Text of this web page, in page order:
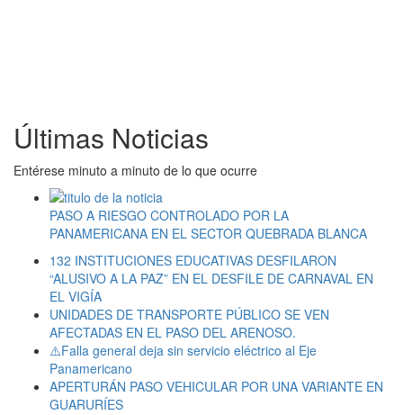
Últimas Noticias
Entérese minuto a minuto de lo que ocurre
PASO A RIESGO CONTROLADO POR LA
PANAMERICANA EN EL SECTOR QUEBRADA BLANCA
132 INSTITUCIONES EDUCATIVAS DESFILARON
“ALUSIVO A LA PAZ” EN EL DESFILE DE CARNAVAL EN
EL VIGÍA
UNIDADES DE TRANSPORTE PÚBLICO SE VEN
AFECTADAS EN EL PASO DEL ARENOSO.
⚠️Falla general deja sin servicio eléctrico al Eje
Panamericano
APERTURÁN PASO VEHICULAR POR UNA VARIANTE EN
GUARURÍES